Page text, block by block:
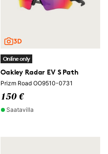
Online only
Oakley Radar EV S Path
Prizm Road OO9510-0731
150 €
Saatavilla